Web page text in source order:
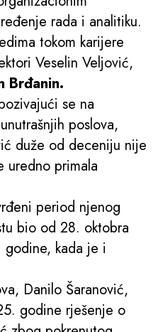
rada i analitiku.
tokom karijere
Veselin Veljović,
Brđanin.
se na
poslova,
duže od deceniju nije
uredno primala
period njenog
bio od 28. oktobra
kada je i
Danilo Šaranović,
godine rješenje o